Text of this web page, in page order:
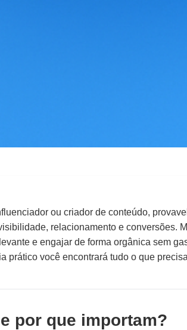
Empresas:
ou criador de conteúdo,
relacionamento e conversões.
e engajar de forma orgânica sem
prático você encontrará tudo o que
por que importam?